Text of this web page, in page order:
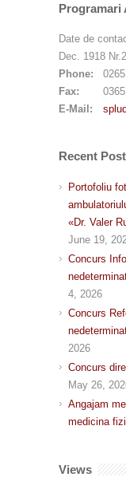
Programari
Date de
Dec. 1918
Phone:
Fax:
E-Mail:
Recent
Portofoliu
«Dr. Valer
June 19,
Concurs
4, 2026
Concurs
2026
Concurs
May 26,
Angajam
medicina
Views